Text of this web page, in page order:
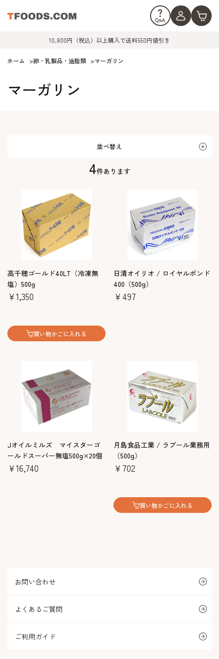
10,800円（税込）以上購入で送料550円値引き
ホーム >卵・乳製品・油脂類 >マーガリン
マーガリン
並べ替え
4件あります
高千穂ゴールド40LT（冷凍無
塩）500g
￥1,350
買い物かごに入れる
日清オイリオ / ロイヤルポンド
400（500g）
￥497
Jオイルミルズ マイスターゴ
ールドスーパー無塩500g×20個
￥16,740
月島食品工業 / ラブール業務用
（500g）
￥702
買い物かごに入れる
お問い合わせ
よくあるご質問
ご利用ガイド